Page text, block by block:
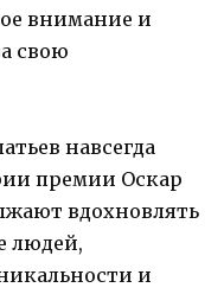
внимание и
свою
навсегда
премии Оскар
вдохновлять
людей,
и